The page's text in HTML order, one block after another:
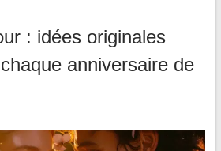
: idées originales
anniversaire de